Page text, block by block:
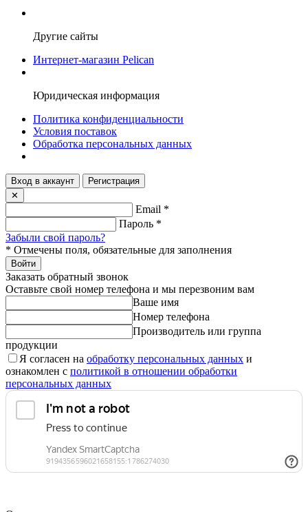
Другие сайты
Интернет-магазин Pelican
Юридическая информация
Политика конфиденциальности
Условия поставок
Обработка персональных данных
Вход в аккаунт
Регистрация
✕
Email *
Пароль *
Забыли свой пароль?
* Отмечены поля, обязательные для заполнения
Войти
Заказать обратный звонок
Оставьте свой номер телефона и мы перезвоним вам
Ваше имя
Номер телефона
Производитель или группа
продукции
Я согласен на обработку персональных данных и
ознакомлен с политикой в отношении обработки
персональных данных